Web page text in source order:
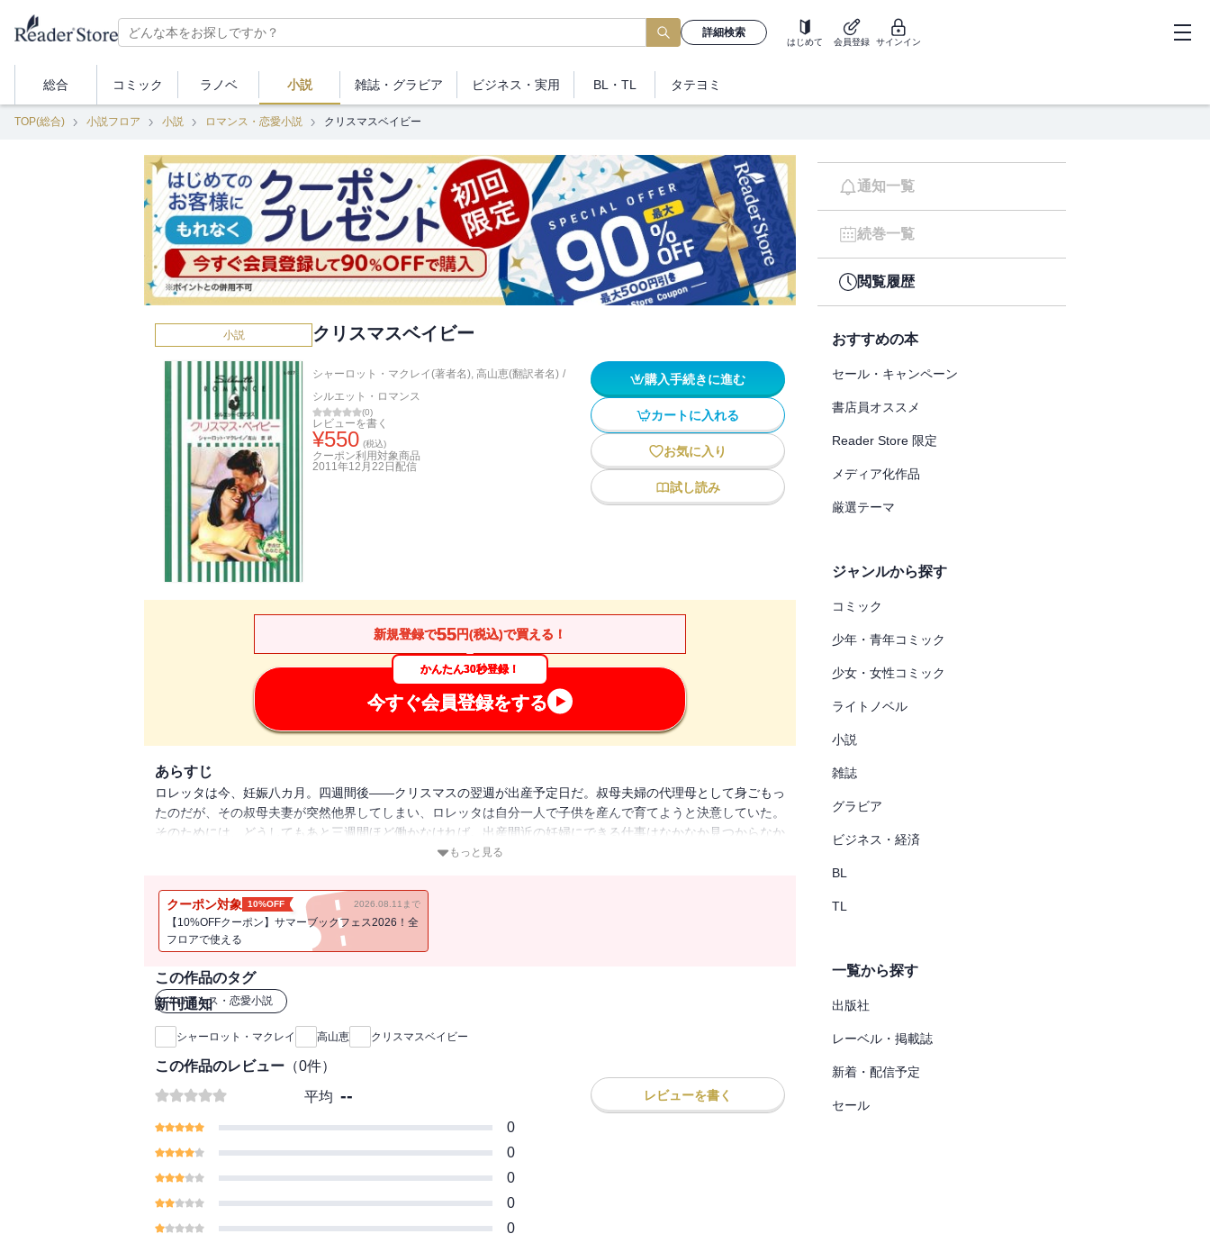
詳細検索
はじめて 会員登録 サインイン
総合 コミック ラノベ 小説 雑誌・ グラビア ビジネス ・実用 BL・TL タテヨミ
TOP(総合) 小説フロア 小説 ロマンス・恋愛小説 クリスマスベイビー
小説 クリスマスベイビー
シャーロット・マクレイ(著者名), 高山恵(翻訳者名) /
シルエット・ロマンス
(0)
レビューを書く
¥550 (税込)
クーポン利用対象商品
2011年12月22日 配信
購入手続きに進む
カートに入れる
お気に入り
試し読み
新規登録で55円(税込)で買える！
かんたん30秒登録！
今すぐ会員登録をする
あらすじ
ロレッタは今、妊娠八カ月。四週間後――クリスマスの翌週が出産予定日だ。叔母夫婦の代理母として身ごもっ
たのだが、その叔母夫妻が突然他界してしまい、ロレッタは自分一人で子供を産んで育てようと決意していた。
そのためには、どうしてもあと三週間ほど働かなければ。出産間近の妊婦にできる仕事はなかなか見つからなか
ったが、やっと臨時の執事の職を紹介してもらい、派遣先の家を訪れた。家の主はコンピューター・ショップを
当然だと覚悟していたところ、意外にも彼は親切で優しく、ロレッタは戸惑いを覚える。
もっと見る
クーポン対象 10%OFF 2026.08.11まで
【10%OFFクーポン】サマーブックフェス2026！全
フロアで使える
この作品のタグ
#ロマンス・恋愛小説
新刊通知
シャーロット・マクレイ 高山恵 クリスマスベイビー
この作品のレビュー （0件）
平均 -- レビューを書く
0
0
0
0
0
通知一覧
続巻一覧
閲覧履歴
おすすめの本
セール・キャンペーン
書店員オススメ
Reader Store 限定
メディア化作品
厳選テーマ
ジャンルから探す
コミック
少年・青年コミック
少女・女性コミック
ライトノベル
小説
雑誌
グラビア
ビジネス・経済
BL
TL
一覧から探す
出版社
レーベル・掲載誌
新着・配信予定
セール